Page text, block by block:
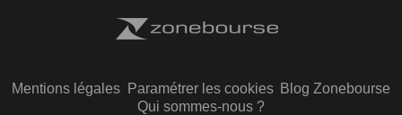
Mentions légales Paramétrer les cookies Blog Zonebourse
Qui sommes-nous ?